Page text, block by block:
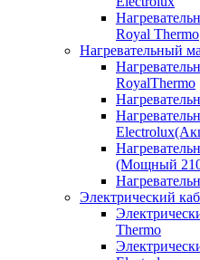
Royal Thermo
Нагревательный
RoyalThermo
(Мощный
Электрический
Thermo